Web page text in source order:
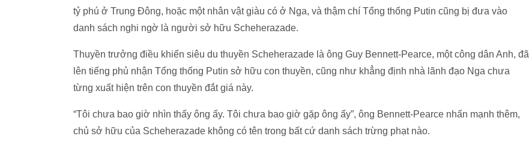
tỷ phú ở Trung Đông, hoặc một nhân vật giàu có ở Nga, và thậm chí Tổng thống Putin cũng bị đưa vào
danh sách nghi ngờ là người sở hữu Scheherazade.
Thuyền trưởng điều khiển siêu du thuyền Scheherazade là ông Guy Bennett-Pearce, một công dân Anh, đã
lên tiếng phủ nhận Tổng thống Putin sở hữu con thuyền, cũng như khẳng định nhà lãnh đạo Nga chưa
từng xuất hiện trên con thuyền đắt giá này.
“Tôi chưa bao giờ nhìn thấy ông ấy. Tôi chưa bao giờ gặp ông ấy”, ông Bennett-Pearce nhấn mạnh thêm,
chủ sở hữu của Scheherazade không có tên trong bất cứ danh sách trừng phạt nào.